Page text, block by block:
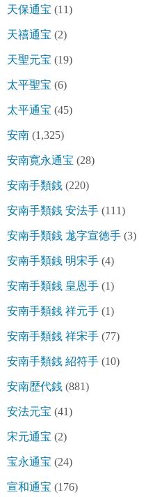
天保通宝 (11)
天禧通宝 (2)
天聖元宝 (19)
太平聖宝 (6)
太平通宝 (45)
安南 (1,325)
安南寛永通宝 (28)
安南手類銭 (220)
安南手類銭 安法手 (111)
安南手類銭 尨字宣徳手 (3)
安南手類銭 明宋手 (4)
安南手類銭 皇恩手 (1)
安南手類銭 祥元手 (1)
安南手類銭 祥宋手 (77)
安南手類銭 紹符手 (10)
安南歴代銭 (881)
安法元宝 (41)
宋元通宝 (2)
宝永通宝 (24)
宣和通宝 (176)